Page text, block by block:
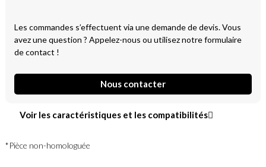
Les commandes s’effectuent via une demande de devis. Vous
avez une question ? Appelez-nous ou utilisez notre formulaire
de contact !
Nous contacter
Voir les caractéristiques et les compatibilités
*Pièce non-homologuée